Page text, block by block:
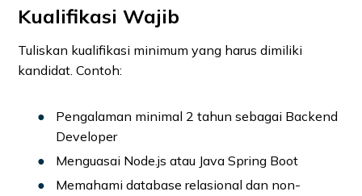
Kualifikasi Wajib
Tuliskan kualifikasi minimum yang harus dimiliki
kandidat. Contoh:
Pengalaman minimal 2 tahun sebagai Backend
Developer
Menguasai Node.js atau Java Spring Boot
Memahami database relasional dan non-